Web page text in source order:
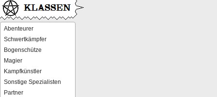
Abenteurer
Schwertkämpfer
Bogenschütze
Magier
Kampfkünstler
Sonstige Spezialisten
Partner